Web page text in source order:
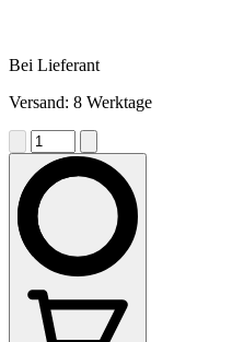
Bei Lieferant
Versand: 8 Werktage